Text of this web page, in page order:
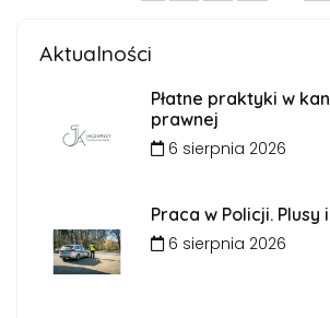
Aktualności
Płatne praktyki w
prawnej
6 sierpnia 2026
Praca w Policji. Plusy
6 sierpnia 2026